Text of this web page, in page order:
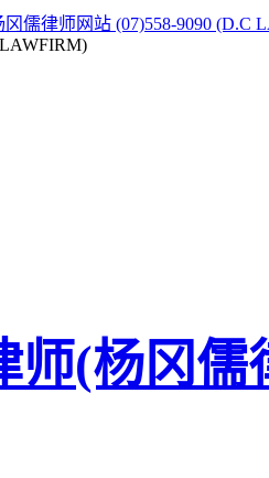
儒律师网站 (07)558-9090 (D.C
师(杨冈